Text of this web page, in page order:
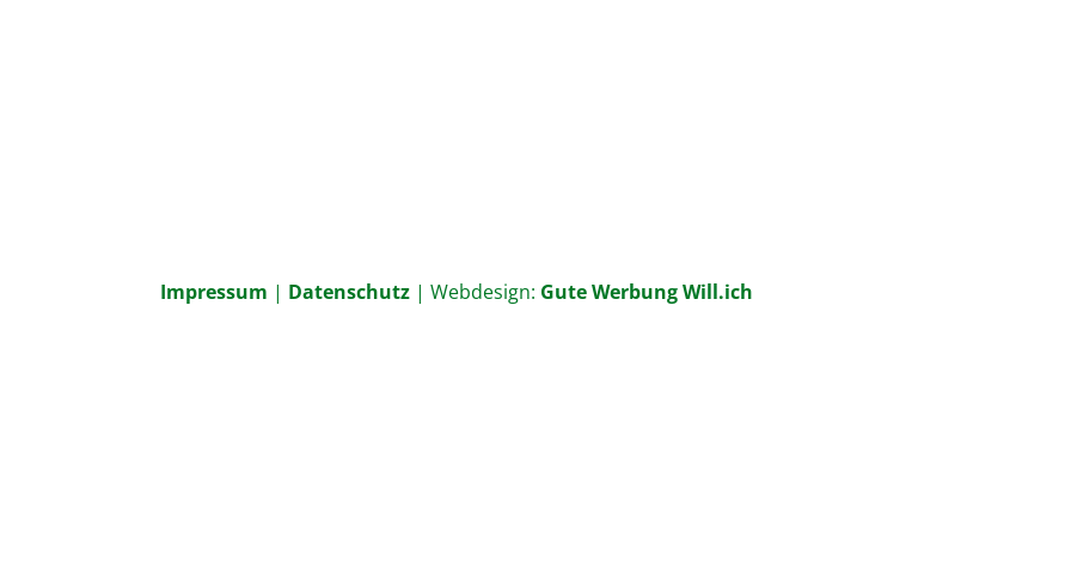
Impressum | Datenschutz | Webdesign: Gute Werbung Will.ich